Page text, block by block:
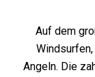
Auf dem
Angeln. Die